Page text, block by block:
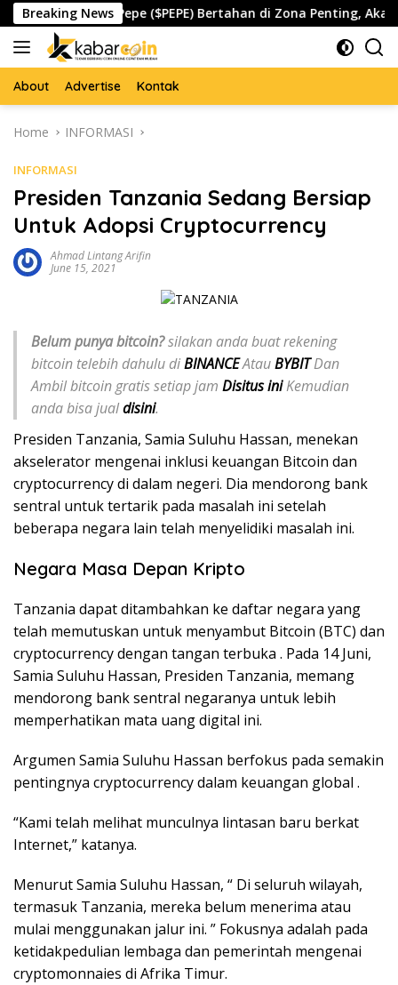
Skip
to
content
Breaking News
Pepe ($PEPE) Bertahan di Zona Penting, Akankah
About Advertise Kontak
Home INFORMASI
INFORMASI
Presiden Tanzania Sedang Bersiap
Untuk Adopsi Cryptocurrency
Ahmad Lintang Arifin
June 15, 2021
Belum punya bitcoin?silakan anda buat rekening
bitcoin telebih dahulu diBINANCEAtauBYBITDan
Ambil bitcoin gratis setiap jam Disitus iniKemudian
anda bisa jualdisini.
Presiden Tanzania, Samia Suluhu Hassan, menekan
akselerator mengenai inklusi keuangan Bitcoin dan
cryptocurrency di dalam negeri. Dia mendorong bank
sentral untuk tertarik pada masalah ini setelah
beberapa negara lain telah menyelidiki masalah ini.
Negara Masa Depan Kripto
Tanzania dapat ditambahkan ke daftar negara yang
telah memutuskan untuk menyambut Bitcoin (BTC) dan
cryptocurrency dengan tangan terbuka . Pada 14 Juni,
Samia Suluhu Hassan, Presiden Tanzania, memang
mendorong bank sentral negaranya untuk lebih
memperhatikan mata uang digital ini.
Argumen Samia Suluhu Hassan berfokus pada semakin
pentingnya cryptocurrency dalam keuangan global .
“Kami telah melihat munculnya lintasan baru berkat
Internet,” katanya.
Menurut Samia Suluhu Hassan, “ Di seluruh wilayah,
termasuk Tanzania, mereka belum menerima atau
mulai menggunakan jalur ini. ” Fokusnya adalah pada
ketidakpedulian lembaga dan pemerintah mengenai
cryptomonnaies di Afrika Timur.